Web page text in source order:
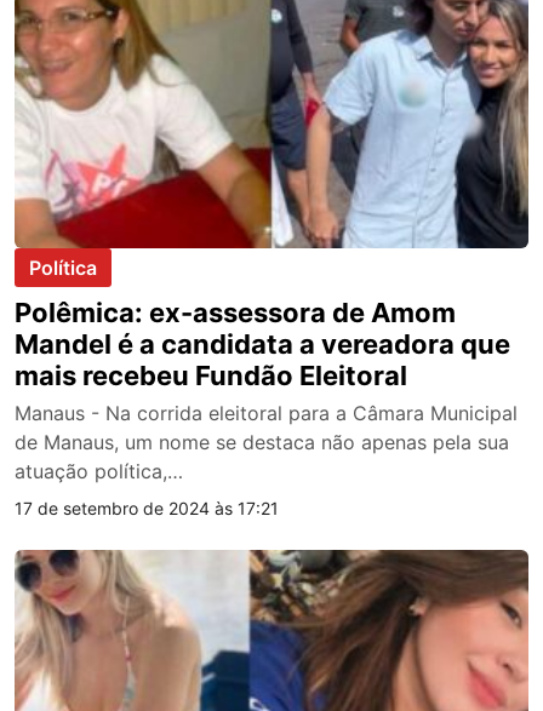
Política
Polêmica: ex-assessora de Amom
Mandel é a candidata a vereadora que
mais recebeu Fundão Eleitoral
Manaus - Na corrida eleitoral para a Câmara Municipal
de Manaus, um nome se destaca não apenas pela sua
atuação política,…
17 de setembro de 2024 às 17:21